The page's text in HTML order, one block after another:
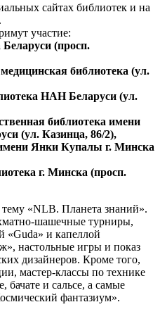
сайтах библиотек и на
участие:
(просп.
библиотека (ул.
НАН Беларуси (ул.
библиотека имени
(ул. Казинца, 86/2),
Янки Купалы г. Минска
г. Минска (просп.
«NLB. Планета знаний».
шашечные турниры,
«Guda» и капеллой
настольные игры и показ
дизайнеров. Кроме того,
мастер-классы по технике
бачате и сальсе, а самые
фантазиум».